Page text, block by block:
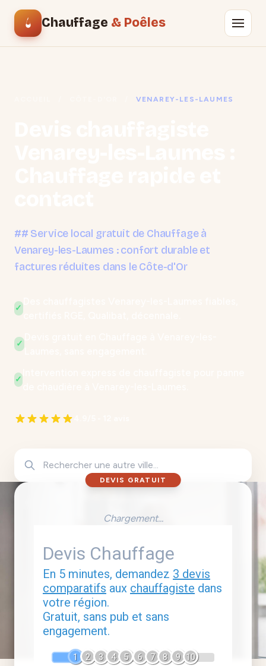
Chauffage & Poêles
VENAREY-LES-LAUMES
## Service local gratuit de Chauffage à
Venarey-les-Laumes : confort durable et
factures réduites dans le Côte-d'Or
✓
Des chauffagistes Venarey-les-Laumes fiables,
certifiés RGE, Qualibat, décennale.
✓
✓
DEVIS GRATUIT
Chargement...
Devis Chauffage
En 5 minutes, demandez 3 devis
comparatifs aux chauffagiste dans
votre région.
Gratuit, sans pub et sans
engagement.
1 2 3 4 5 6 7 8 9 10